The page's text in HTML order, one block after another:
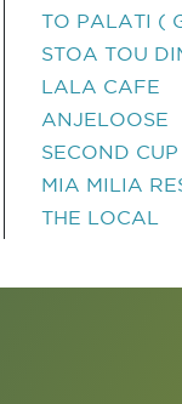
TO PALATI (
STOA TOU
LALA CAFE
ANJELOOSE
SECOND CUP
MIA MILIA
THE LOCAL